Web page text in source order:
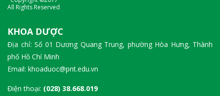
All Rights Reserved
KHOA DƯỢC
Địa chỉ: Số 01 Dương Quang Trung, phường Hòa Hưng, Thành
phố Hồ Chí Minh
Email: khoaduoc@pnt.edu.vn
Điện thoại: (028) 38.668.019